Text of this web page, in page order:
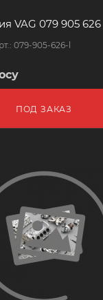
VAG 079 905 626
079-905-626-l
ПОД ЗАКАЗ